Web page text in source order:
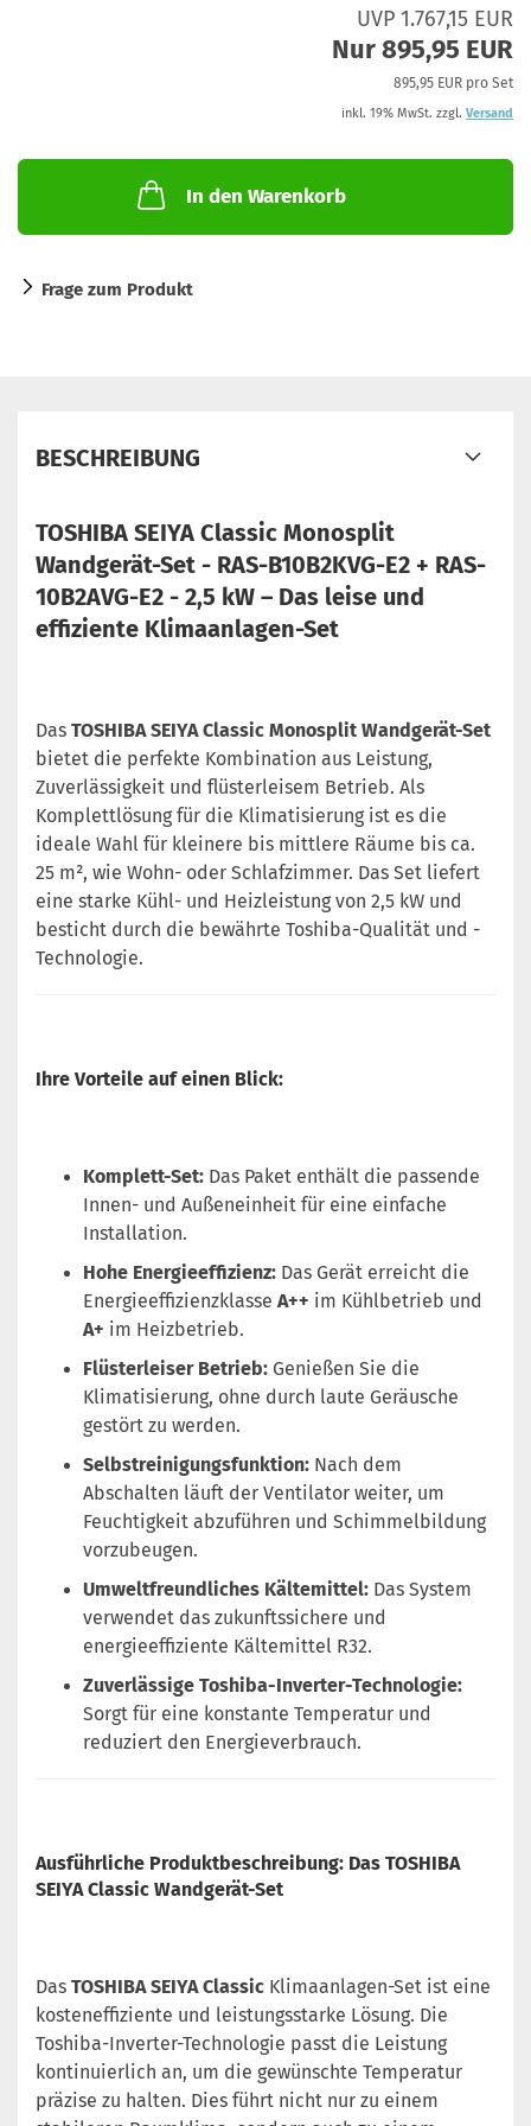
UVP 1.767,15 EUR
Nur 895,95 EUR
895,95 EUR pro Set
inkl. 19% MwSt. zzgl. Versand
In den Warenkorb
Frage zum Produkt
BESCHREIBUNG
TOSHIBA SEIYA Classic Monosplit
Wandgerät-Set - RAS-B10B2KVG-E2 + RAS-
10B2AVG-E2 - 2,5 kW – Das leise und
effiziente Klimaanlagen-Set
Das TOSHIBA SEIYA Classic Monosplit Wandgerät-Set
bietet die perfekte Kombination aus Leistung,
Zuverlässigkeit und flüsterleisem Betrieb. Als
Komplettlösung für die Klimatisierung ist es die
ideale Wahl für kleinere bis mittlere Räume bis ca.
25 m², wie Wohn- oder Schlafzimmer. Das Set liefert
eine starke Kühl- und Heizleistung von 2,5 kW und
besticht durch die bewährte Toshiba-Qualität und -
Technologie.
Ihre Vorteile auf einen Blick:
Komplett-Set: Das Paket enthält die passende
Innen- und Außeneinheit für eine einfache
Installation.
Hohe Energieeffizienz: Das Gerät erreicht die
Energieeffizienzklasse A++ im Kühlbetrieb und
A+ im Heizbetrieb.
Flüsterleiser Betrieb: Genießen Sie die
Klimatisierung, ohne durch laute Geräusche
gestört zu werden.
Selbstreinigungsfunktion: Nach dem
Abschalten läuft der Ventilator weiter, um
Feuchtigkeit abzuführen und Schimmelbildung
vorzubeugen.
Umweltfreundliches Kältemittel: Das System
verwendet das zukunftssichere und
energieeffiziente Kältemittel R32.
Zuverlässige Toshiba-Inverter-Technologie:
Sorgt für eine konstante Temperatur und
reduziert den Energieverbrauch.
Ausführliche Produktbeschreibung: Das TOSHIBA
SEIYA Classic Wandgerät-Set
Das TOSHIBA SEIYA Classic Klimaanlagen-Set ist eine
kosteneffiziente und leistungsstarke Lösung. Die
Toshiba-Inverter-Technologie passt die Leistung
kontinuierlich an, um die gewünschte Temperatur
präzise zu halten. Dies führt nicht nur zu einem